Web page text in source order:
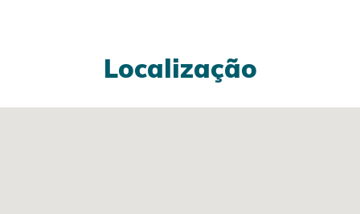
Localização